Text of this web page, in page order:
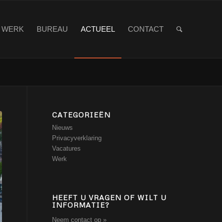
WERK BUREAU ACTUEEL CONTACT
CATEGORIEËN
Nieuws
Privacyverklaring
Vacatures
Werk
HEEFT U VRAGEN OF WILT U
INFORMATIE?
Neem contact op »